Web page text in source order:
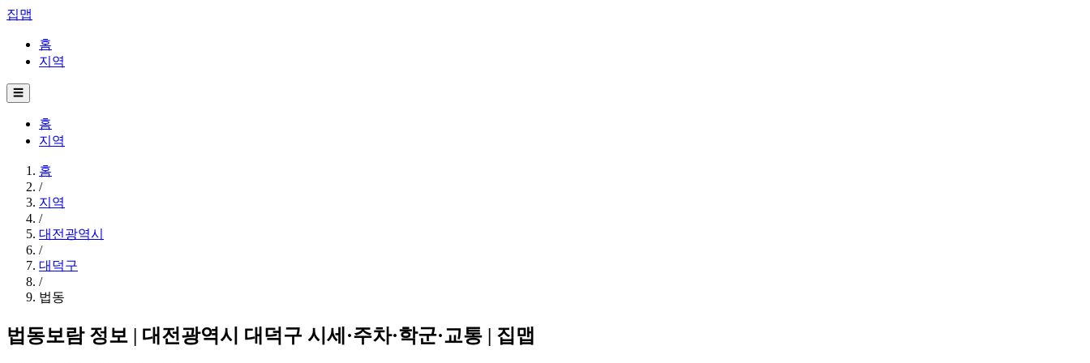
집맵
홈
지역
☰
홈
지역
홈
/
지역
/
대전광역시
/
대덕구
/
법동
법동보람 정보 | 대전광역시 대덕구 시세·주차·학군·교통 | 집맵